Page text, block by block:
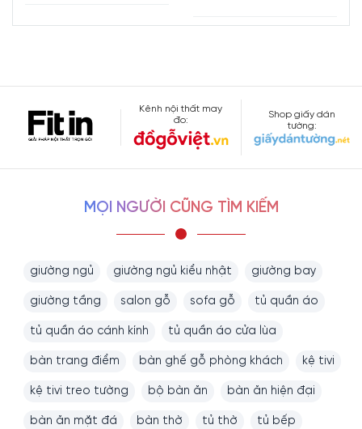
Kênh nội thất may
đo:
Shop giấy dán
tường:
MỌI NGƯỜI CŨNG TÌM KIẾM
giường ngủ giường ngủ kiểu nhật giường bay
giường tầng salon gỗ sofa gỗ tủ quần áo
tủ quần áo cánh kính tủ quần áo cửa lùa
bàn trang điểm bàn ghế gỗ phòng khách kệ tivi
kệ tivi treo tường bộ bàn ăn bàn ăn hiện đại
bàn ăn mặt đá bàn thờ tủ thờ tủ bếp